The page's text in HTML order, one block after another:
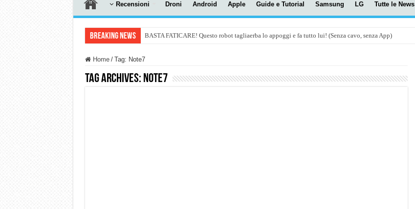
Recensioni Droni Android Apple Guide e Tutorial Samsung LG Tutte le News
Breaking News BASTA FATICARE! Questo robot tagliaerba lo appoggi e fa tutto lui! (Senza cavo, senza App)
Dashcam 70mai A810 Lite: Piccola, 4K e molto efficace. Ecco come va in strada
Home / Tag: Note7
Tag Archives: Note7